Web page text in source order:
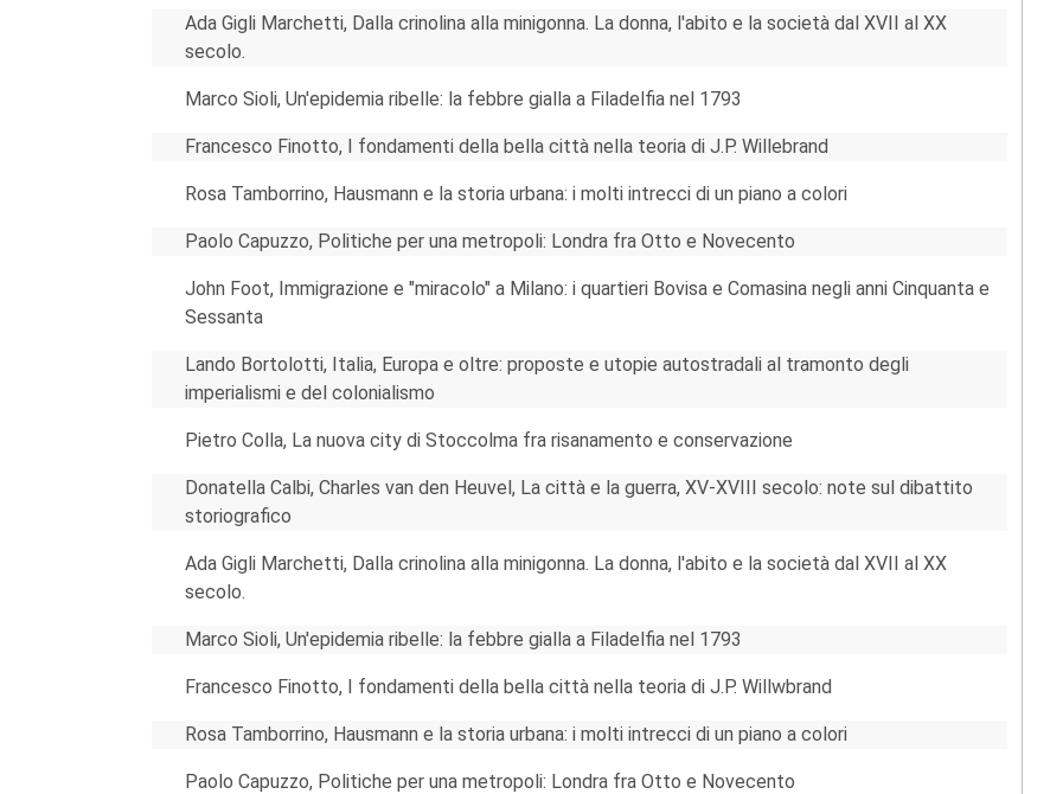
Ada Gigli Marchetti, Dalla crinolina alla minigonna. La donna, l'abito e la società dal XVII al XX
secolo.
Marco Sioli, Un'epidemia ribelle: la febbre gialla a Filadelfia nel 1793
Francesco Finotto, I fondamenti della bella città nella teoria di J.P. Willebrand
Rosa Tamborrino, Hausmann e la storia urbana: i molti intrecci di un piano a colori
Paolo Capuzzo, Politiche per una metropoli: Londra fra Otto e Novecento
John Foot, Immigrazione e "miracolo" a Milano: i quartieri Bovisa e Comasina negli anni Cinquanta e
Sessanta
Lando Bortolotti, Italia, Europa e oltre: proposte e utopie autostradali al tramonto degli
imperialismi e del colonialismo
Pietro Colla, La nuova city di Stoccolma fra risanamento e conservazione
Donatella Calbi, Charles van den Heuvel, La città e la guerra, XV-XVIII secolo: note sul dibattito
storiografico
Ada Gigli Marchetti, Dalla crinolina alla minigonna. La donna, l'abito e la società dal XVII al XX
secolo.
Marco Sioli, Un'epidemia ribelle: la febbre gialla a Filadelfia nel 1793
Francesco Finotto, I fondamenti della bella città nella teoria di J.P. Willwbrand
Rosa Tamborrino, Hausmann e la storia urbana: i molti intrecci di un piano a colori
Paolo Capuzzo, Politiche per una metropoli: Londra fra Otto e Novecento